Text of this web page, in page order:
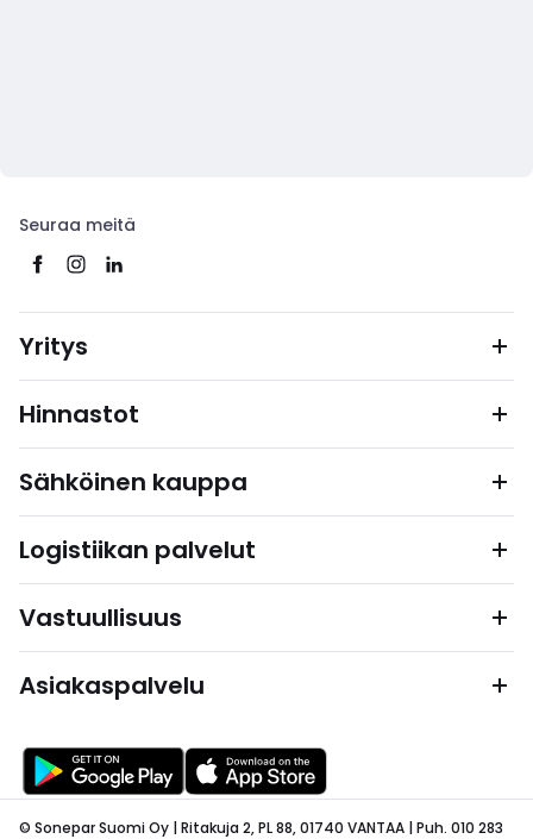
Seuraa meitä
Yritys
Hinnastot
Sähköinen kauppa
Logistiikan palvelut
Vastuullisuus
Asiakaspalvelu
© Sonepar Suomi Oy | Ritakuja 2, PL 88, 01740 VANTAA | Puh. 010 283